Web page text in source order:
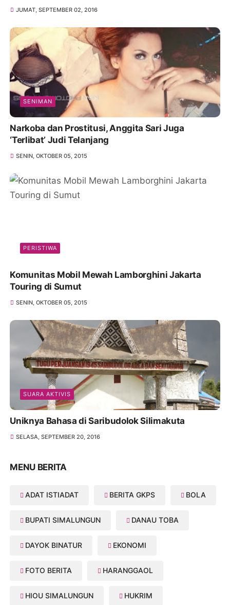
JUMAT, SEPTEMBER 02, 2016
SENIMAN
Narkoba dan Prostitusi, Anggita Sari Juga
‘Terlibat’ Judi Telanjang
SENIN, OKTOBER 05, 2015
PERISTIWA
Komunitas Mobil Mewah Lamborghini Jakarta
Touring di Sumut
SENIN, OKTOBER 05, 2015
SUARA AKTIVIS
Uniknya Bahasa di Saribudolok Silimakuta
SELASA, SEPTEMBER 20, 2016
MENU BERITA
ADAT ISTIADAT BERITA GKPS BOLA
BUPATI SIMALUNGUN DANAU TOBA
DAYOK BINATUR EKONOMI
FOTO BERITA HARANGGAOL
HIOU SIMALUNGUN HUKRIM